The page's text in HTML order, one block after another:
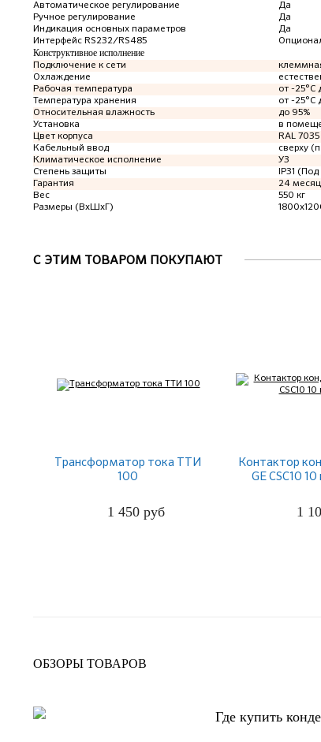
Автоматическое регулирование
Да
Ручное регулирование
Да
Индикация основных параметров
Да
Интерфейс RS232/RS485
Конструктивное исполнение
Подключение к сети
Охлаждение
Рабочая температура
от -25°C
Температура хранения
от -25°C
Относительная влажность
до 95%
Установка
в
Цвет корпуса
RAL
Кабельный ввод
сверху
Климатическое исполнение
У3
Степень защиты
IP31
Гарантия
24
Вес
550 кг
Размеры (ВхШхГ)
С ЭТИМ ТОВАРОМ ПОКУПАЮТ
Трансформатор тока ТТИ
100
1 450 руб
Контактор
GE CSC10
1
ОБЗОРЫ ТОВАРОВ
Где купить